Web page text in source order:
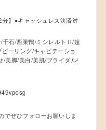
分】●キャッシュレス決済対
/千石/西巣鴨/ミシレルトⅡ/超
ーリング/キャビテーショ
/美脚/美白/美肌/ブライダル/
でぜひフォローお願いしま